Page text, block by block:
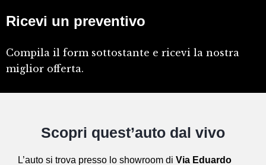
Ricevi un preventivo
Compila il form sottostante e ricevi la nostra
miglior offerta.
Scopri quest’auto dal vivo
L’auto si trova presso lo showroom di Via Eduardo